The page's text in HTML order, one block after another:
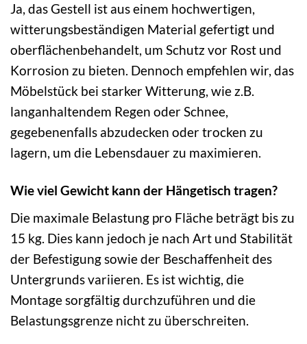
Ja, das Gestell ist aus einem hochwertigen,
witterungsbeständigen Material gefertigt und
oberflächenbehandelt, um Schutz vor Rost und
Korrosion zu bieten. Dennoch empfehlen wir, das
Möbelstück bei starker Witterung, wie z.B.
langanhaltendem Regen oder Schnee,
gegebenenfalls abzudecken oder trocken zu
lagern, um die Lebensdauer zu maximieren.
Wie viel Gewicht kann der Hängetisch tragen?
Die maximale Belastung pro Fläche beträgt bis zu
15 kg. Dies kann jedoch je nach Art und Stabilität
der Befestigung sowie der Beschaffenheit des
Untergrunds variieren. Es ist wichtig, die
Montage sorgfältig durchzuführen und die
Belastungsgrenze nicht zu überschreiten.